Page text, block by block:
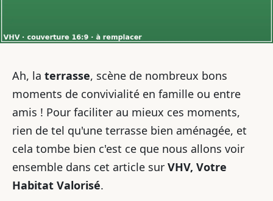
Ah, la terrasse, scène de nombreux bons
moments de convivialité en famille ou entre
amis ! Pour faciliter au mieux ces moments,
rien de tel qu'une terrasse bien aménagée, et
cela tombe bien c'est ce que nous allons voir
ensemble dans cet article sur VHV, Votre
Habitat Valorisé.